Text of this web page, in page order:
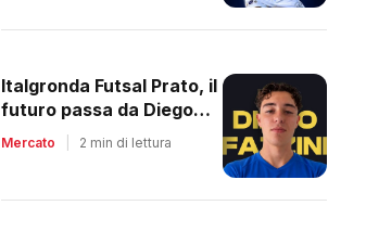
Italgronda Futsal Prato, il
futuro passa da Diego
Fazzini
Mercato 2 min di lettura